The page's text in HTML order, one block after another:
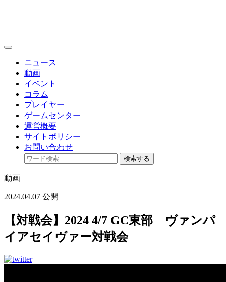
toggle
ニュース
動画
イベント
コラム
プレイヤー
ゲームセンター
運営概要
サイトポリシー
お問い合わせ
検索する
動画
2024.04.07 公開
【対戦会】2024 4/7 GC東部 ヴァンパ
イアセイヴァー対戦会